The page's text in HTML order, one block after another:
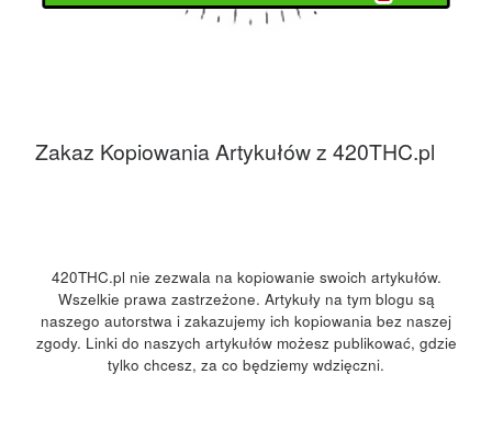
Zakaz Kopiowania Artykułów z 420THC.pl
420THC.pl nie zezwala na kopiowanie swoich artykułów.
Wszelkie prawa zastrzeżone. Artykuły na tym blogu są
naszego autorstwa i zakazujemy ich kopiowania bez naszej
zgody. Linki do naszych artykułów możesz publikować, gdzie
tylko chcesz, za co będziemy wdzięczni.